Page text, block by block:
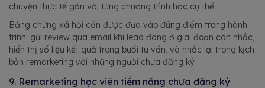
chuyện thực tế gắn với từng chương trình học cụ thể.
Bằng chứng xã hội cần được đưa vào đúng điểm trong hành
trình: gửi review qua email khi lead đang ở giai đoạn cân nhắc,
hiển thị số liệu kết quả trong buổi tư vấn, và nhắc lại trong kịch
bản remarketing với những người chưa đăng ký.
9. Remarketing học viên tiềm năng chưa đăng ký